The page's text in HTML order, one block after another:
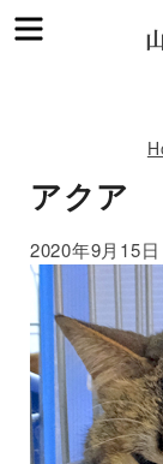
Menu
アクア
2020年9月15日